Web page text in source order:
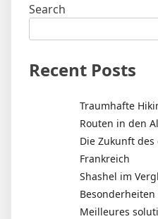
Search
Recent Posts
Traumhafte
Routen in den
Die Zukunft
Frankreich
Shashel im
Besonderheiten
Meilleures